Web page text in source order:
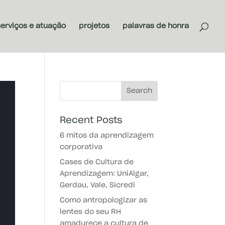
e atuação projetos palavras de honra
Recent Posts
6 mitos da aprendizagem
corporativa
Cases de Cultura de
Aprendizagem: UniAlgar,
Gerdau, Vale, Sicredi
Como antropologizar as
lentes do seu RH
amadurece a cultura de